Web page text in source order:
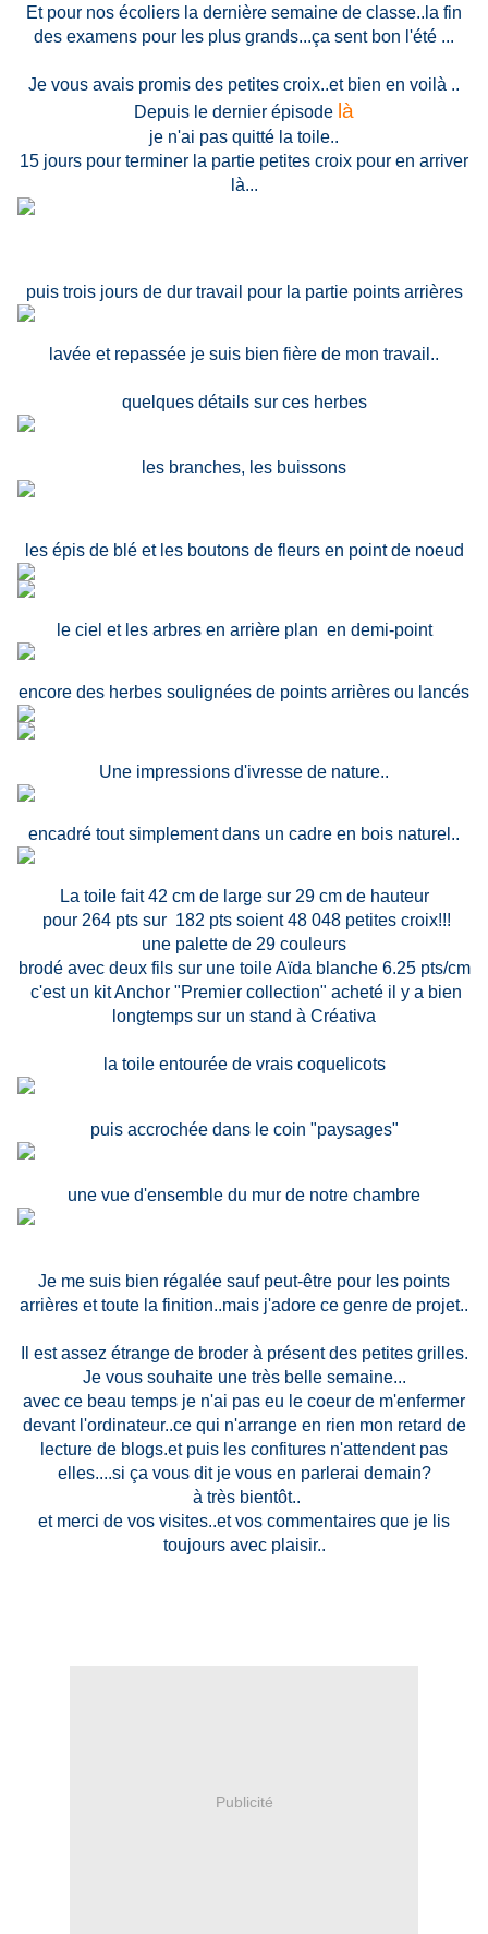
Et pour nos écoliers la dernière semaine de classe..la fin
des examens pour les plus grands...ça sent bon l'été ...
Je vous avais promis des petites croix..et bien en voilà ..
Depuis le dernier épisode là
je n'ai pas quitté la toile..
15 jours pour terminer la partie petites croix pour en arriver
là...
puis trois jours de dur travail pour la partie points arrières
lavée et repassée je suis bien fière de mon travail..
quelques détails sur ces herbes
les branches, les buissons
les épis de blé et les boutons de fleurs en point de noeud
le ciel et les arbres en arrière plan en demi-point
encore des herbes soulignées de points arrières ou lancés
Une impressions d'ivresse de nature..
encadré tout simplement dans un cadre en bois naturel..
La toile fait 42 cm de large sur 29 cm de hauteur
pour 264 pts sur 182 pts soient 48 048 petites croix!!!
une palette de 29 couleurs
brodé avec deux fils sur une toile Aïda blanche 6.25 pts/cm
c'est un kit Anchor "Premier collection" acheté il y a bien
longtemps sur un stand à Créativa
la toile entourée de vrais coquelicots
puis accrochée dans le coin "paysages"
une vue d'ensemble du mur de notre chambre
Je me suis bien régalée sauf peut-être pour les points
arrières et toute la finition..mais j'adore ce genre de projet..
Il est assez étrange de broder à présent des petites grilles.
Je vous souhaite une très belle semaine...
avec ce beau temps je n'ai pas eu le coeur de m'enfermer
devant l'ordinateur..ce qui n'arrange en rien mon retard de
lecture de blogs.et puis les confitures n'attendent pas
elles....si ça vous dit je vous en parlerai demain?
à très bientôt..
et merci de vos visites..et vos commentaires que je lis
toujours avec plaisir..
Publicité